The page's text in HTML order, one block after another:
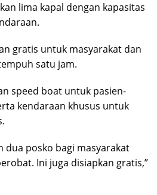
lima kapal dengan kapasitas
gratis untuk masyarakat dan
satu jam.
speed boat untuk pasien-
kendaraan khusus untuk
dua posko bagi masyarakat
Ini juga disiapkan gratis,”